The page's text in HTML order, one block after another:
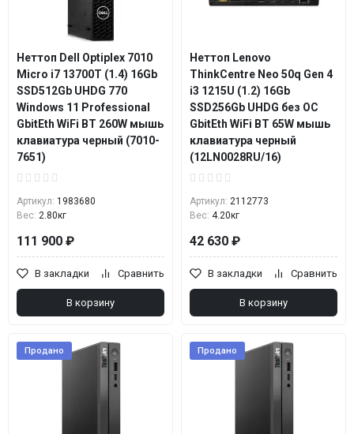
Неттоп Dell Optiplex 7010
Micro i7 13700T (1.4) 16Gb
SSD512Gb UHDG 770
Windows 11 Professional
GbitEth WiFi BT 260W мышь
клавиатура черный (7010-
7651)
Артикул: 1983680
Вес: 2.80кг
111 900 ₽
В закладки Сравнить
В корзину
Неттоп Lenovo
ThinkCentre Neo 50q Gen 4
i3 1215U (1.2) 16Gb
SSD256Gb UHDG без ОС
GbitEth WiFi BT 65W мышь
клавиатура черный
(12LN0028RU/16)
Артикул: 2112773
Вес: 4.20кг
42 630 ₽
В закладки Сравнить
В корзину
Продано Продано